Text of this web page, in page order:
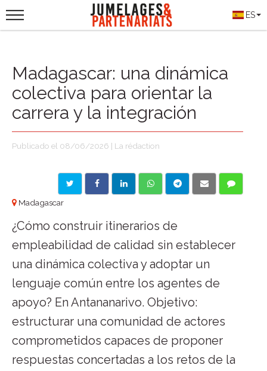
ES
Madagascar: una dinámica
colectiva para orientar la
carrera y la integración
Publicado el 08/06/2026 | La rédaction
Madagascar
¿Cómo construir itinerarios de
empleabilidad de calidad sin establecer
una dinámica colectiva y adoptar un
lenguaje común entre los agentes de
apoyo? En Antananarivo. Objetivo:
estructurar una comunidad de actores
comprometidos capaces de proponer
respuestas concertadas a los retos de la